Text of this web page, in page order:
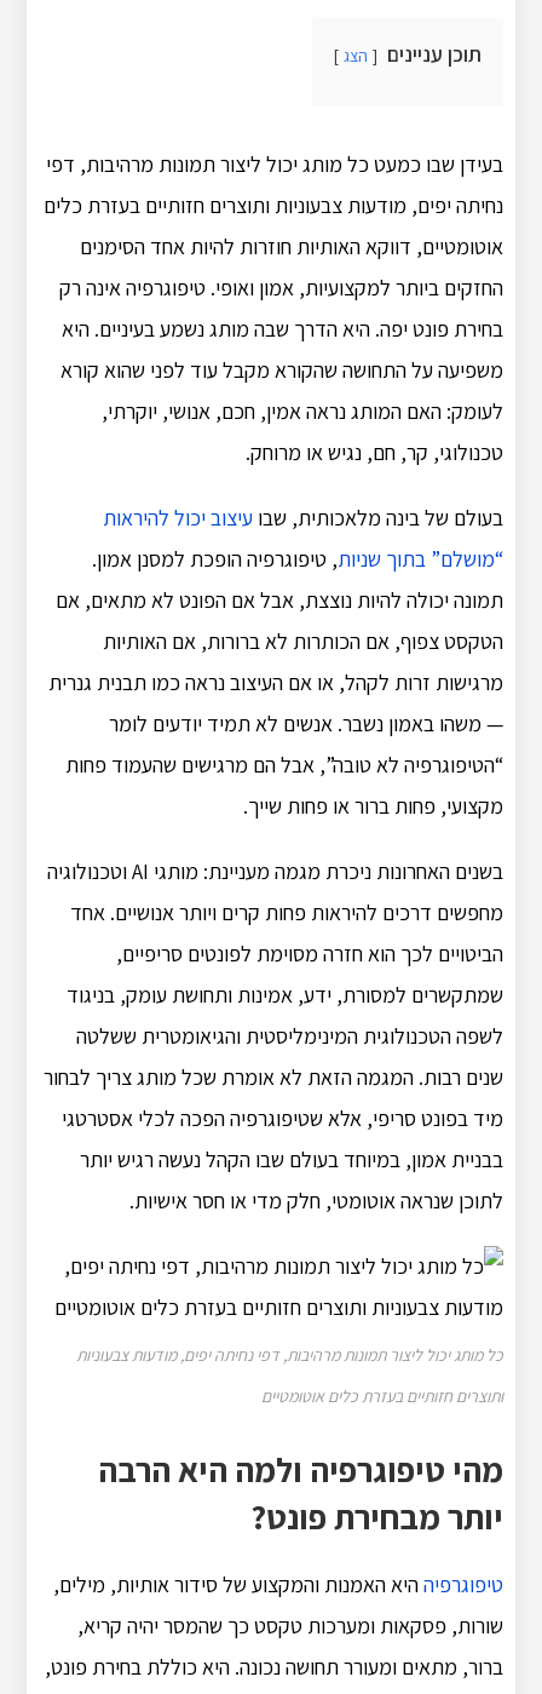
תוכן עניינים הצג
בעידן שבו כמעט כל מותג יכול ליצור תמונות מרהיבות, דפי
נחיתה יפים, מודעות צבעוניות ותוצרים חזותיים בעזרת כלים
אוטומטיים, דווקא האותיות חוזרות להיות אחד הסימנים
החזקים ביותר למקצועיות, אמון ואופי. טיפוגרפיה אינה רק
בחירת פונט יפה. היא הדרך שבה מותג נשמע בעיניים. היא
משפיעה על התחושה שהקורא מקבל עוד לפני שהוא קורא
לעומק: האם המותג נראה אמין, חכם, אנושי, יוקרתי,
טכנולוגי, קר, חם, נגיש או מרוחק.
בעולם של בינה מלאכותית, שבו עיצוב יכול להיראות
“מושלם” בתוך שניות, טיפוגרפיה הופכת למסנן אמון.
תמונה יכולה להיות נוצצת, אבל אם הפונט לא מתאים, אם
הטקסט צפוף, אם הכותרות לא ברורות, אם האותיות
מרגישות זרות לקהל, או אם העיצוב נראה כמו תבנית גנרית
— משהו באמון נשבר. אנשים לא תמיד יודעים לומר
“הטיפוגרפיה לא טובה”, אבל הם מרגישים שהעמוד פחות
מקצועי, פחות ברור או פחות שייך.
בשנים האחרונות ניכרת מגמה מעניינת: מותגי AI וטכנולוגיה
מחפשים דרכים להיראות פחות קרים ויותר אנושיים. אחד
הביטויים לכך הוא חזרה מסוימת לפונטים סריפיים,
שמתקשרים למסורת, ידע, אמינות ותחושת עומק, בניגוד
לשפה הטכנולוגית המינימליסטית והגיאומטרית ששלטה
שנים רבות. המגמה הזאת לא אומרת שכל מותג צריך לבחור
מיד בפונט סריפי, אלא שטיפוגרפיה הפכה לכלי אסטרטגי
בבניית אמון, במיוחד בעולם שבו הקהל נעשה רגיש יותר
לתוכן שנראה אוטומטי, חלק מדי או חסר אישיות.
כל מותג יכול ליצור תמונות מרהיבות, דפי נחיתה יפים, מודעות צבעוניות
ותוצרים חזותיים בעזרת כלים אוטומטיים
מהי טיפוגרפיה ולמה היא הרבה
יותר מבחירת פונט?
טיפוגרפיההיא האמנות והמקצוע של סידור אותיות, מילים,
שורות, פסקאות ומערכות טקסט כך שהמסר יהיה קריא,
ברור, מתאים ומעורר תחושה נכונה. היא כוללת בחירת פונט,